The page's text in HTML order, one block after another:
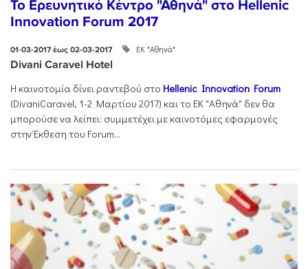
Το Ερευνητικό Κέντρο "Αθηνά" στο Hellenic
Innovation Forum 2017
01-03-2017 έως 02-03-2017 ΕΚ "Αθηνά"
Divani Caravel Hotel
Η καινοτομία δίνει ραντεβού στο Hellenic Innovation Forum
(DivaniCaravel, 1-2 Mαρτίου 2017) και το ΕΚ "Αθηνά" δεν θα
μπορούσε να λείπει: συμμετέχει με καινοτόμες εφαρμογές
στην Έκθεση του Forum...